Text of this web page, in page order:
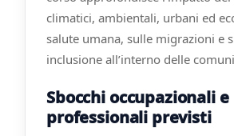
climatici, ambientali, urbani ed
salute umana, sulle migrazioni e
inclusione all’interno delle
Sbocchi occupazionali e
professionali previsti